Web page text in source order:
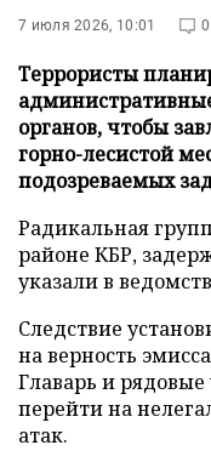
7 июля 2026, 10:01 0
Террористы
органов, чтобы
горно-лесистой
подозреваемых
Радикальная
районе КБР,
указали в
Следствие
на верность
Главарь и
перейти на
атак.